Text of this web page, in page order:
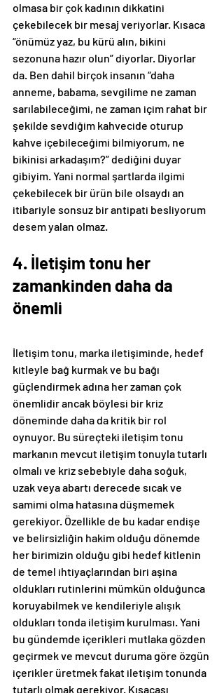
olmasa bir çok kadının dikkatini
çekebilecek bir mesaj veriyorlar. Kısaca
“önümüz yaz, bu kürü alın, bikini
sezonuna hazır olun” diyorlar. Diyorlar
da. Ben dahil birçok insanın “daha
anneme, babama, sevgilime ne zaman
sarılabileceğimi, ne zaman içim rahat bir
şekilde sevdiğim kahvecide oturup
kahve içebileceğimi bilmiyorum, ne
bikinisi arkadaşım?” dediğini duyar
gibiyim. Yani normal şartlarda ilgimi
çekebilecek bir ürün bile olsaydı an
itibariyle sonsuz bir antipati besliyorum
desem yalan olmaz.
4. İletişim tonu her
zamankinden daha da
önemli
İletişim tonu, marka iletişiminde, hedef
kitleyle bağ kurmak ve bu bağı
güçlendirmek adına her zaman çok
önemlidir ancak böylesi bir kriz
döneminde daha da kritik bir rol
oynuyor. Bu süreçteki iletişim tonu
markanın mevcut iletişim tonuyla tutarlı
olmalı ve kriz sebebiyle daha soğuk,
uzak veya abartı derecede sıcak ve
samimi olma hatasına düşmemek
gerekiyor. Özellikle de bu kadar endişe
ve belirsizliğin hakim olduğu dönemde
her birimizin olduğu gibi hedef kitlenin
de temel ihtiyaçlarından biri aşina
oldukları rutinlerini mümkün olduğunca
koruyabilmek ve kendileriyle alışık
oldukları tonda iletişim kurulması. Yani
bu gündemde içerikleri mutlaka gözden
geçirmek ve mevcut duruma göre özgün
içerikler üretmek fakat iletişim tonunda
tutarlı olmak gerekiyor. Kısacası